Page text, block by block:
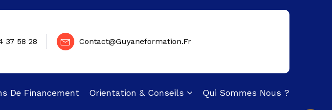
37 58 28 Contact@guyaneformation.fr
De Financement Orientation & Conseils Qui Sommes Nous ?